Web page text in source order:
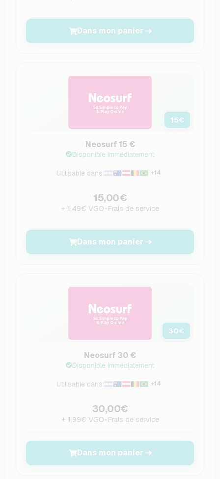
Dans mon panier
15€
Neosurf 15 €
Disponible immédiatement
Utilisable dans: +14
15,00€
+ 1,49€ VGO-Frais de service
Dans mon panier
30€
Neosurf 30 €
Disponible immédiatement
Utilisable dans: +14
30,00€
+ 1,99€ VGO-Frais de service
Dans mon panier